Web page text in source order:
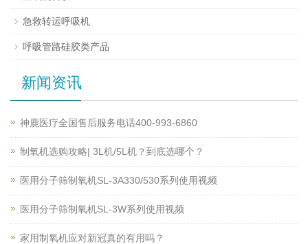
急救转运呼吸机
呼吸管路硅胶类产品
新闻资讯
神鹿医疗全国售后服务电话400-993-6860
制氧机选购攻略| 3L机/5L机？到底选哪个？
医用分子筛制氧机SL-3A330/530系列使用视频
医用分子筛制氧机SL-3W系列使用视频
家用制氧机应对新冠真的有用吗？